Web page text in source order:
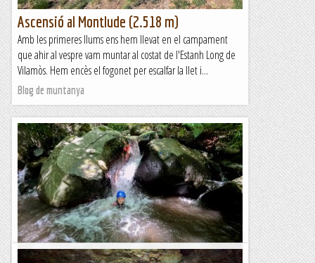
Ascensió al Montlude (2.518 m)
Amb les primeres llums ens hem llevat en el campament
que ahir al vespre vam muntar al costat de l'Estanh Long de
Vilamòs. Hem encès el fogonet per escalfar la llet i...
Blog de muntanya